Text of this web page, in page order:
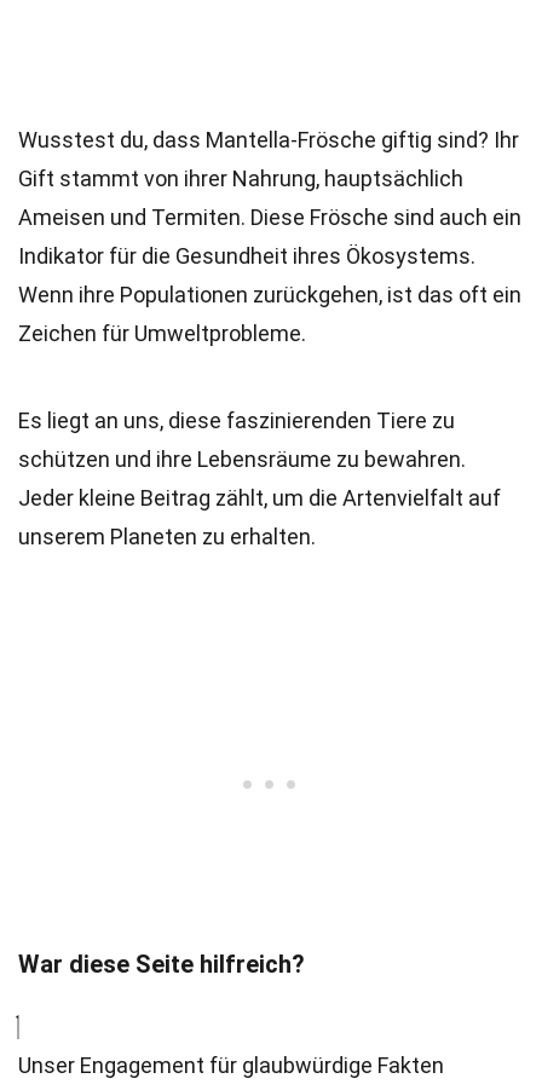
Wusstest du, dass Mantella-Frösche giftig sind? Ihr
Gift stammt von ihrer Nahrung, hauptsächlich
Ameisen und Termiten. Diese Frösche sind auch ein
Indikator für die Gesundheit ihres Ökosystems.
Wenn ihre Populationen zurückgehen, ist das oft ein
Zeichen für Umweltprobleme.
Es liegt an uns, diese faszinierenden Tiere zu
schützen und ihre Lebensräume zu bewahren.
Jeder kleine Beitrag zählt, um die Artenvielfalt auf
unserem Planeten zu erhalten.
War diese Seite hilfreich?
Unser Engagement für glaubwürdige Fakten